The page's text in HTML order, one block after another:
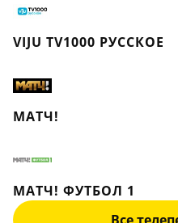
VIJU TV1000 РУССКОЕ
МАТЧ!
МАТЧ! ФУТБОЛ 1